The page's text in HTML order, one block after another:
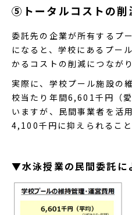
⑤トータルコストの削
委託先の企業が所有するプ
になると、学校にあるプー
かるコストの削減につながり
実際に、学校プール施設の
校当たり年間6,601千円（
いますが、民間事業者を活
4,100千円に抑えられること
▼水泳授業の民間委託に